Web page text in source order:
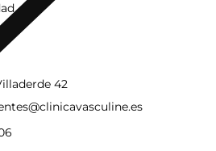
42